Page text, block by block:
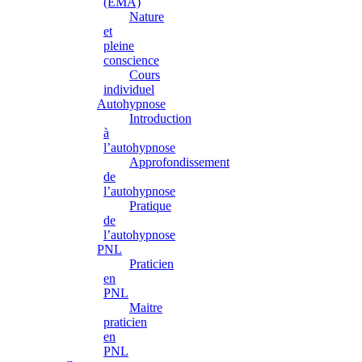
Nature
et
pleine
conscience
Cours
individuel
Autohypnose
Introduction
à
l’autohypnose
Approfondissement
de
l’autohypnose
Pratique
de
l’autohypnose
PNL
Praticien
en
PNL
Maitre
praticien
en
PNL